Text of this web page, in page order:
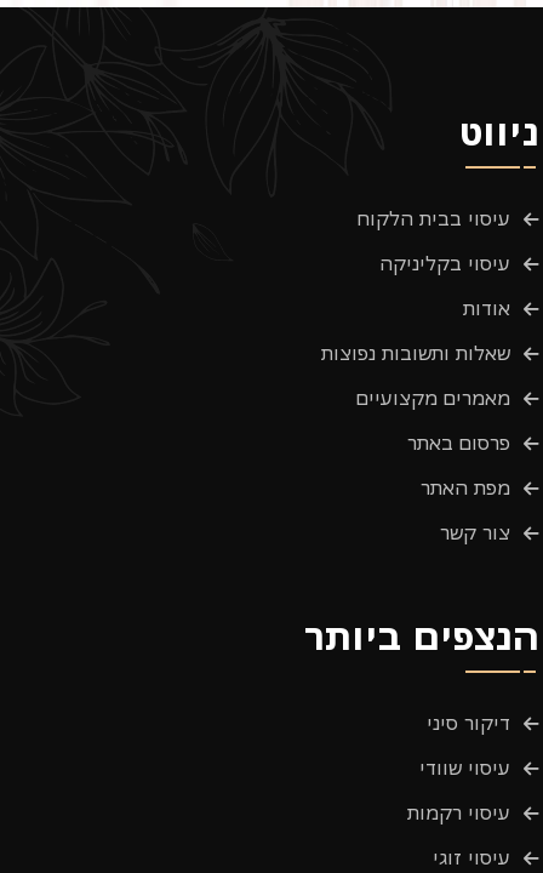
ניווט
עיסוי בבית הלקוח
עיסוי בקליניקה
אודות
שאלות ותשובות נפוצות
מאמרים מקצועיים
פרסום באתר
מפת האתר
צור קשר
הנצפים ביותר
דיקור סיני
עיסוי שוודי
עיסוי רקמות
עיסוי זוגי